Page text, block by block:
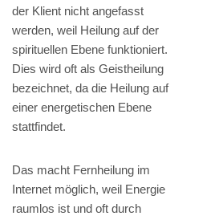
der Klient nicht angefasst
werden, weil Heilung auf der
spirituellen Ebene funktioniert.
Dies wird oft als Geistheilung
bezeichnet, da die Heilung auf
einer energetischen Ebene
stattfindet.
Das macht Fernheilung im
Internet möglich, weil Energie
raumlos ist und oft durch